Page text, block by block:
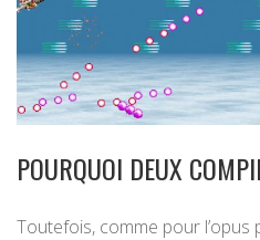
POURQUOI DEUX
Toutefois, comme pour